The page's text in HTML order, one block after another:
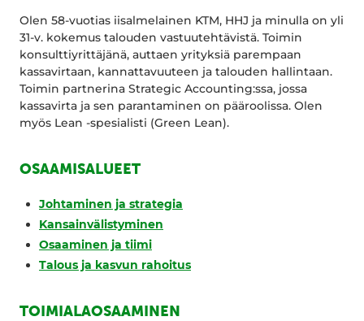
Olen 58-vuotias iisalmelainen KTM, HHJ ja minulla on yli
31-v. kokemus talouden vastuutehtävistä. Toimin
konsulttiyrittäjänä, auttaen yrityksiä parempaan
kassavirtaan, kannattavuuteen ja talouden hallintaan.
Toimin partnerina Strategic Accounting:ssa, jossa
kassavirta ja sen parantaminen on pääroolissa. Olen
myös Lean -spesialisti (Green Lean).
OSAAMISALUEET
Johtaminen ja strategia
Kansainvälistyminen
Osaaminen ja tiimi
Talous ja kasvun rahoitus
TOIMIALAOSAAMINEN